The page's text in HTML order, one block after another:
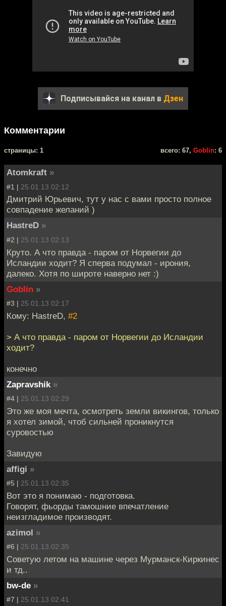
Подписывайся на канал в Дзен
Комментарии
cтраницы: 1 всего: 67, Goblin: 6
Atomkraft »
#1 | 25.01.13 02:12
Дмитрий Юрьевич, тут у нас с вами просто полное
совпадение желаний )
HastreD »
#2 | 25.01.13 02:13
Круто. А что правда - паром от Норвегии до
Исландии ходит? Я сперва подумал - ирония,
далеко. Хотя по широте наверно нет :)
Goblin »
#3 | 25.01.13 02:17
Кому: HastreD, #2
> А что правда - паром от Норвегии до Исландии
ходит?
конечно
Zapravshik »
#4 | 25.01.13 02:29
Это же моя мечта, осмотреть земли викингов, только
я хотел зимой, чтоб сильней проникнутся
суровостью
Завидую
affigi »
#5 | 25.01.13 02:35
Вот это я понимаю - подготовка.
Говорят, фьорды тамошние впечатление
неизгладимое производят.
azimol »
#6 | 25.01.13 02:35
Советую летом на машине через Мурманск-Киркинес
и тд..
bw-de »
#7 | 25.01.13 02:41